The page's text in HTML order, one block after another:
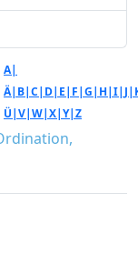
A|
Ä| B|C| D| E| F|G| H|I| J|
Ü|V|W|X|Y|Z